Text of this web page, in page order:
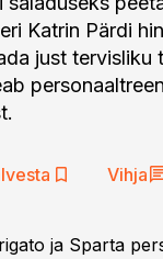
Katrin Pärdi
just tervisliku
Vihja
ja Sparta